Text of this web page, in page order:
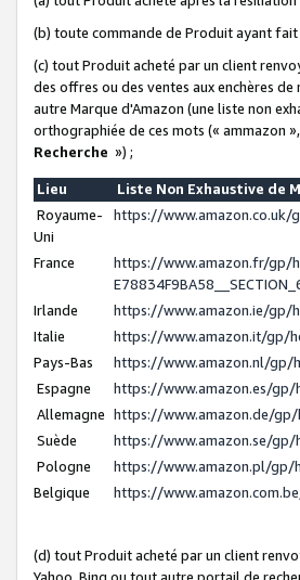
(b) toute commande de Produit ayant
(c) tout Produit acheté par un client
des offres ou des ventes aux enchères
autre Marque d'Amazon (une liste non
orthographiée de ces mots (« ammazon
Recherche ») ;
Lieu
Liste Non Exhaustive de
Royaume-
Uni
https://
France
https://www.amazon.fr/gp/
Irlande
https://www.amazon.ie/gp/
Italie
https://www.amazon.it/gp/
Pays-Bas
https://www.amazon.nl/gp/
Espagne
https://www.amazon.es/
Allemagne https://www.amazon.de/
Suède
https://www.amazon.se/
Pologne
https://www.amazon.pl/gp/
Belgique
https://
(d) tout Produit acheté par un client
Yahoo, Bing ou tout autre portail de